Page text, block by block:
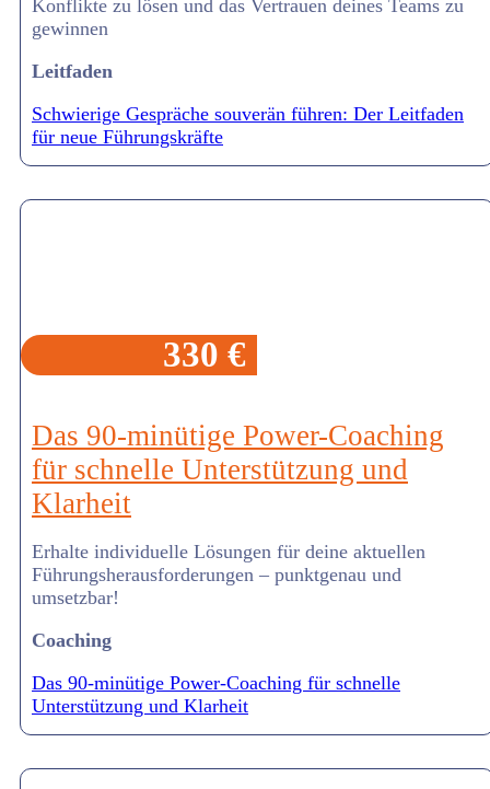
Konflikte zu lösen und das Vertrauen deines Teams zu
gewinnen
Leitfaden
Schwierige Gespräche souverän führen: Der Leitfaden
für neue Führungskräfte
330 €
Das 90-minütige Power-Coaching
für schnelle Unterstützung und
Klarheit
Erhalte individuelle Lösungen für deine aktuellen
Führungsherausforderungen – punktgenau und
umsetzbar!
Coaching
Das 90-minütige Power-Coaching für schnelle
Unterstützung und Klarheit